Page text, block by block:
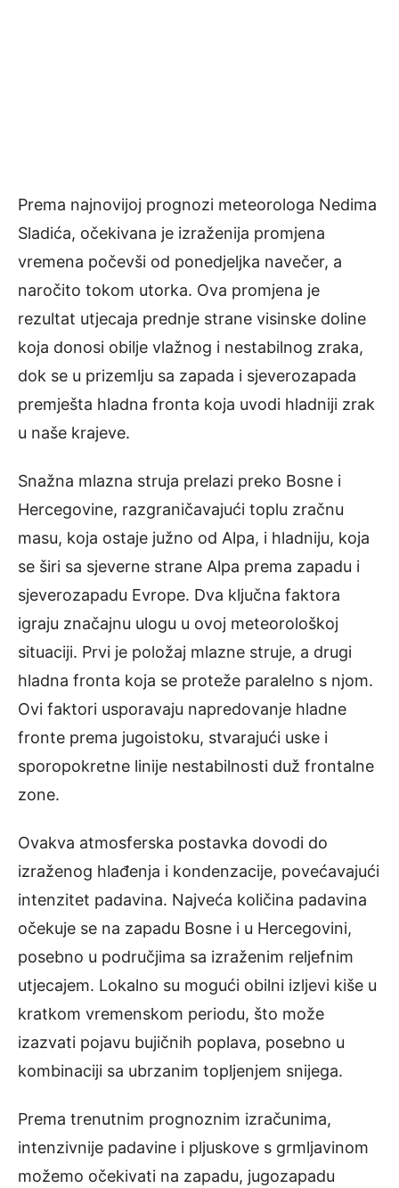
Prema najnovijoj prognozi meteorologa Nedima
Sladića, očekivana je izraženija promjena
vremena počevši od ponedjeljka navečer, a
naročito tokom utorka. Ova promjena je
rezultat utjecaja prednje strane visinske doline
koja donosi obilje vlažnog i nestabilnog zraka,
dok se u prizemlju sa zapada i sjeverozapada
premješta hladna fronta koja uvodi hladniji zrak
u naše krajeve.
Snažna mlazna struja prelazi preko Bosne i
Hercegovine, razgraničavajući toplu zračnu
masu, koja ostaje južno od Alpa, i hladniju, koja
se širi sa sjeverne strane Alpa prema zapadu i
sjeverozapadu Evrope. Dva ključna faktora
igraju značajnu ulogu u ovoj meteorološkoj
situaciji. Prvi je položaj mlazne struje, a drugi
hladna fronta koja se proteže paralelno s njom.
Ovi faktori usporavaju napredovanje hladne
fronte prema jugoistoku, stvarajući uske i
sporopokretne linije nestabilnosti duž frontalne
zone.
Ovakva atmosferska postavka dovodi do
izraženog hlađenja i kondenzacije, povećavajući
intenzitet padavina. Najveća količina padavina
očekuje se na zapadu Bosne i u Hercegovini,
posebno u područjima sa izraženim reljefnim
utjecajem. Lokalno su mogući obilni izljevi kiše u
kratkom vremenskom periodu, što može
izazvati pojavu bujičnih poplava, posebno u
kombinaciji sa ubrzanim topljenjem snijega.
Prema trenutnim prognoznim izračunima,
intenzivnije padavine i pljuskove s grmljavinom
možemo očekivati na zapadu, jugozapadu